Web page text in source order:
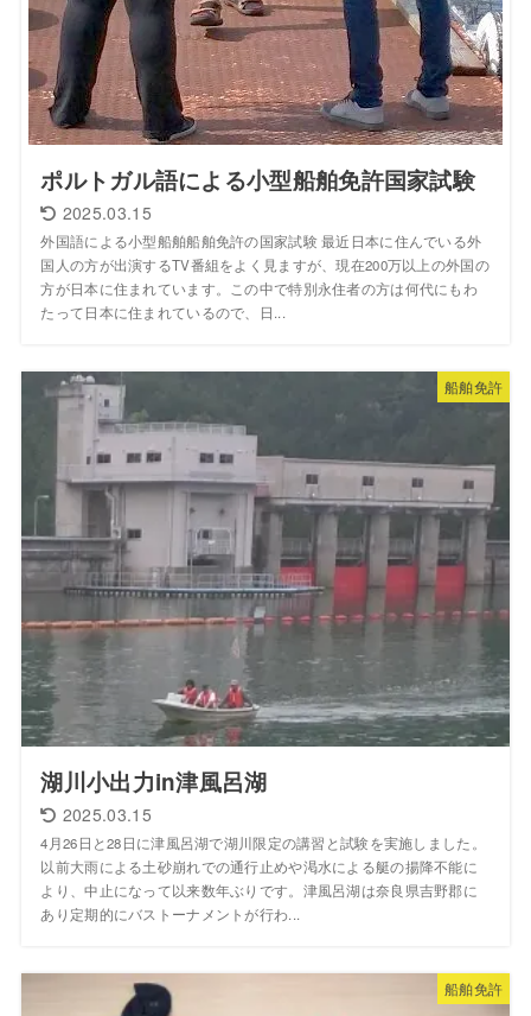
ポルトガル語による小型船舶免許国家試験
2025.03.15
外国語による小型船舶船舶免許の国家試験 最近日本に住んでいる外
国人の方が出演するTV番組をよく見ますが、現在200万以上の外国の
方が日本に住まれています。この中で特別永住者の方は何代にもわ
たって日本に住まれているので、日...
船舶免許
湖川小出力in津風呂湖
2025.03.15
4月26日と28日に津風呂湖で湖川限定の講習と試験を実施しました。
以前大雨による土砂崩れでの通行止めや渇水による艇の揚降不能に
より、中止になって以来数年ぶりです。津風呂湖は奈良県吉野郡に
あり定期的にバストーナメントが行わ...
船舶免許